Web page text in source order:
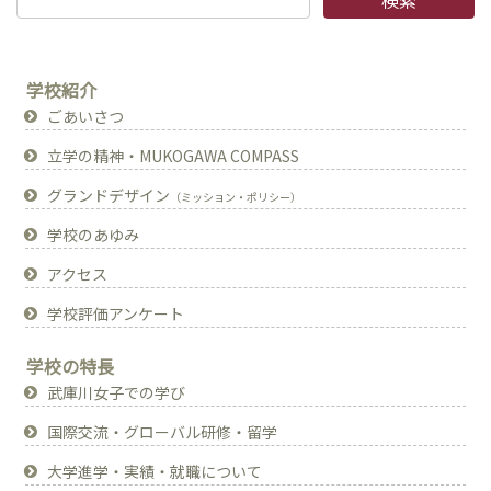
学校紹介
ごあいさつ
立学の精神・MUKOGAWA COMPASS
グランドデザイン （ミッション・ポリシー）
学校のあゆみ
アクセス
学校評価アンケート
学校の特長
武庫川女子での学び
国際交流・グローバル研修・留学
大学進学・実績・就職について